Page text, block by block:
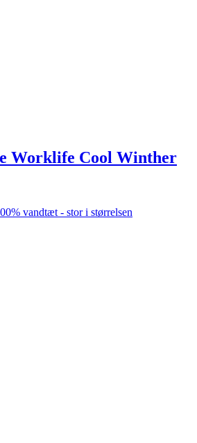
Worklife Cool Winther
vandtæt - stor i størrelsen